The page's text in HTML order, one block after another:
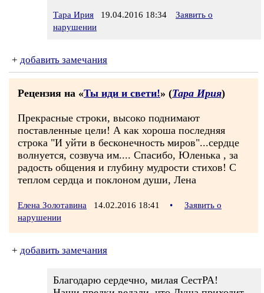
Тара Ирия 19.04.2016 18:34
Заявить о
нарушении
+ добавить замечания
Рецензия на «Ты иди и свети!» (Тара Ирия)
Прекрасные строки, высоко поднимают
поставленные цели! А как хороша последняя
строка "И уйти в бесконечность миров"...сердце
волнуется, созвуча им.... Спасибо, Юленька , за
радость общения и глубину мудрости стихов! С
теплом сердца и поклоном души, Лена
Елена Золотавина 14.02.2016 18:41 •
Заявить о
нарушении
+ добавить замечания
Благодарю сердечно, милая СестРА!